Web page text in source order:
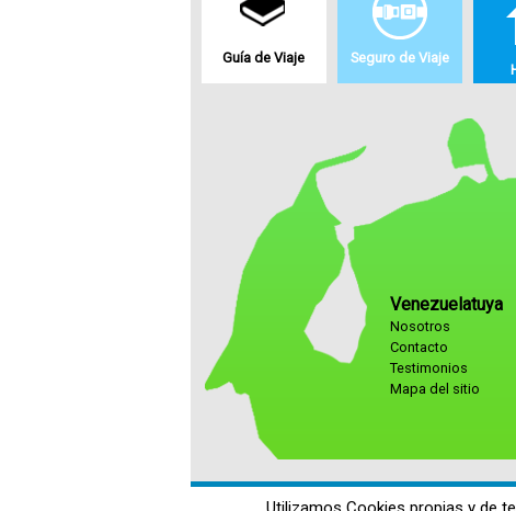
Guía de Viaje Seguro de Viaje
Venezuelatuya
Nosotros
Contacto
Testimonios
Mapa del sitio